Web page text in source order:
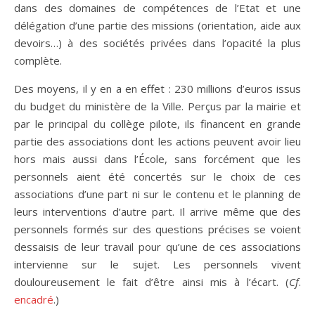
dans des domaines de compétences de l’Etat et une
délégation d’une partie des missions (orientation, aide aux
devoirs…) à des sociétés privées dans l’opacité la plus
complète.
Des moyens, il y en a en effet : 230 millions d’euros issus
du budget du ministère de la Ville. Perçus par la mairie et
par le principal du collège pilote, ils financent en grande
partie des associations dont les actions peuvent avoir lieu
hors mais aussi dans l’École, sans forcément que les
personnels aient été concertés sur le choix de ces
associations d’une part ni sur le contenu et le planning de
leurs interventions d’autre part. Il arrive même que des
personnels formés sur des questions précises se voient
dessaisis de leur travail pour qu’une de ces associations
intervienne sur le sujet. Les personnels vivent
douloureusement le fait d’être ainsi mis à l’écart. (Cf.
encadré.)